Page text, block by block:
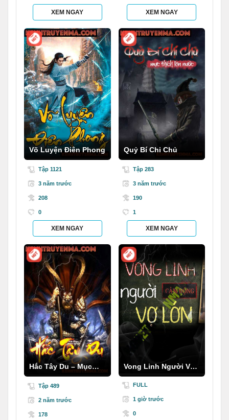
XEM NGAY XEM NGAY
Võ Luyện Điên Phong
Tập 1121
3 năm trước
208
0
XEM NGAY
Quỷ Bí Chi Chủ
Tập 283
3 năm trước
190
1
XEM NGAY
Hắc Tây Du – Mục
Thần Ký
Tập 489
2 năm trước
178
Vong Linh Người Vợ
CũFULL
1 giờ trước
0